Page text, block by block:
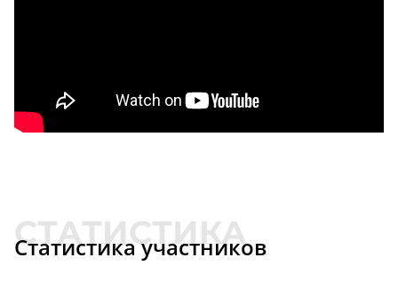
Статистика участников